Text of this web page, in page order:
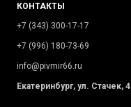
КОНТАКТЫ
+7 (343) 300-17-17
+7 (996) 180-73-69
info@pivmir66.ru
Екатеринбург, ул. Стачек, 4